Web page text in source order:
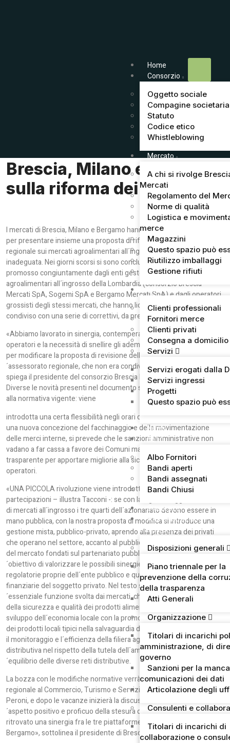
Home
Consorzio
Oggetto sociale
Compagine societaria
Statuto
Codice etico
Whistleblowing
Mercato
A chi si rivolge
Mercati
Regolamento del
Norme di qualità
Logistica e
merce
Magazzini
Questo spazio può
Riutilizzo imballaggi
Gestione rifiuti
Informazioni Utili
Clienti professionali
Fornitori merce
Clienti privati
Consegna a domicilio
Servizi
Servizi erogati dalla
Servizi ingressi
Progetti
Questo spazio può
News
Bandi
Albo Fornitori
Bandi aperti
Bandi assegnati
Bandi Chiusi
Sicurezza
Amministrazione
trasparente
Disposizioni generali
Piano triennale per la
prevenzione della
della trasparenza
Atti Generali
Organizzazione
Titolari di incarichi
amministrazione, di
governo
Sanzioni per la
comunicazioni dei dati
Articolazione degli
Consulenti e
Titolari di incarichi di
collaborazione o
Brescia, Milano e Bergamo
sulla riforma dei mercati
I mercati di Brescia, Milano e Bergamo hanno fatto gioco di squadra
per presentare insieme una proposta di riforma dell´attuale legge
regionale sui mercati agroalimentari all´ingrosso, ormai datata e
inadeguata. Nei giorni scorsi si sono conclusi i lavori del tavolo
promosso congiuntamente dagli enti gestori dei mercati
agroalimentari all´ingrosso della Lombardia (consorzio Brescia
Mercati SpA, Sogemi SpA e Bergamo Mercati SpA) e dagli operatori
grossisti degli stessi mercati, che hanno licenziato un documento
condiviso con una serie di correttivi, da presentare in Regione.
«Abbiamo lavorato in sinergia, contemperando le istanze degli
operatori e la necessità di snellire gli adempimenti in capo ai gestori,
per modificare la proposta di revisione della materia presentata dall
´assessorato regionale, che non era condivisibile sotto alcuni punti»,
spiega il presidente del consorzio Brescia Mercati, Massimo Tacconi.
Diverse le novità presenti nel documento stilato dai mercati, rispetto
alla normativa vigente: viene
introdotta una certa flessibilità negli orari di apertura, si promuove
una nuova concezione del facchinaggio e della movimentazione
delle merci interne, si prevede che le sanzioni amministrative non
vadano a far cassa a favore dei Comuni ma finiscano in un fondo
trasparente per apportare migliorie alla sicurezza e al lavoro degli
operatori.
«UNA PICCOLA rivoluzione viene introdotta anche nell´ambito delle
partecipazioni – illustra Tacconi -: se con la vigente legge in materia
di mercati all´ingrosso i tre quarti dell´azionariato devono essere in
mano pubblica, con la nostra proposta di modifica si introduce una
gestione mista, pubblico-privato, aprendo alla presenza dei privati
che operano nel settore, accanto al pubblico». Modelli di gestione
del mercato fondati sul partenariato pubblico-privato, infatti, hanno l
´obiettivo di valorizzare le possibili sinergie tra le funzioni
regolatorie proprie dell´ente pubblico e quelle manageriali-
finanziarie del soggetto privato. Nel testo si sottolinea anche l
´essenziale funzione svolta dai mercati, che coincide con la tutela
della sicurezza e qualità dei prodotti alimentari e del consumatore; lo
sviluppo dell´economia locale con la promozione e valorizzazione
dei prodotti locali tipici nella salvaguardia delle biodiversità regionali;
il monitoraggio e l´efficienza della filiera agroalimentare, produttiva e
distributiva nel rispetto della tutela dell´ambiente; lo sviluppo e l
´equilibrio delle diverse reti distributive.
La bozza con le modifiche normative verrà ora inoltrata all´assessore
regionale al Commercio, Turismo e Servizi, la Bresciana Margherita
Peroni, e dopo le vacanze inizierà la discussione ai tavoli regionali. «L
´aspetto positivo e proficuo della stesura di questa bozza è l´aver
ritrovato una sinergia fra le tre piattaforme di Brescia, Milano e
Bergamo», sottolinea il presidente di Brescia Mercati.